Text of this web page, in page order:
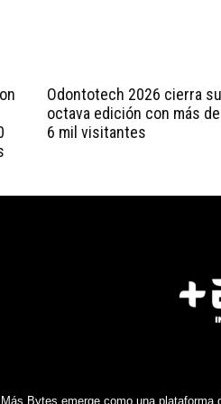
Odontotech 2026 cierra su
octava edición con más de
6 mil visitantes
Más Bytes emerge como una